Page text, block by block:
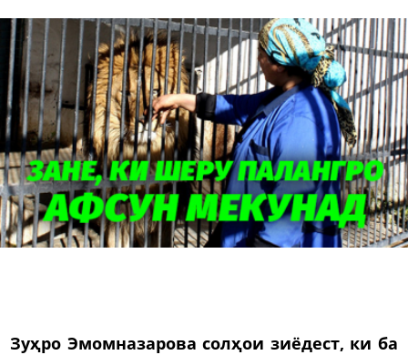
Зуҳро Эмомназарова солҳои зиёдест, ки ба